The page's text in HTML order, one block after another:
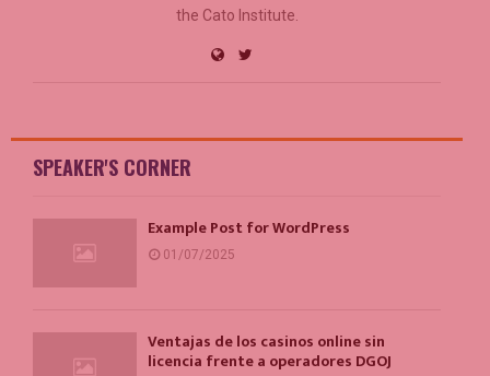
the Cato Institute.
SPEAKER'S CORNER
Example Post for WordPress
01/07/2025
Ventajas de los casinos online sin
licencia frente a operadores DGOJ